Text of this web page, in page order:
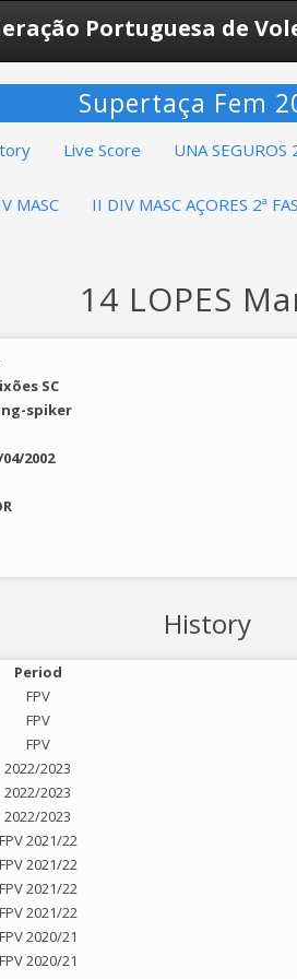
Portuguesa de
Supertaça Fem
Live Score UNA SEGUROS
MASC II DIV MASC AÇORES 2ª
14 LOPES
SC
spiker
2002
History
Period
FPV
FPV
FPV
2022/2023
2022/2023
2022/2023
FPV 2021/22
FPV 2021/22
FPV 2021/22
FPV 2021/22
FPV 2020/21
FPV 2020/21